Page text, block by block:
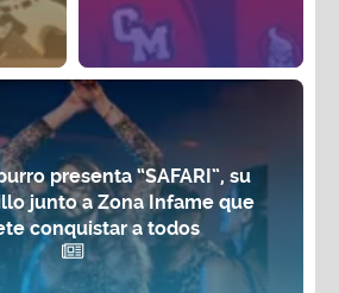
presenta “SAFARI”, su
junto a Zona Infame que
conquistar a todos